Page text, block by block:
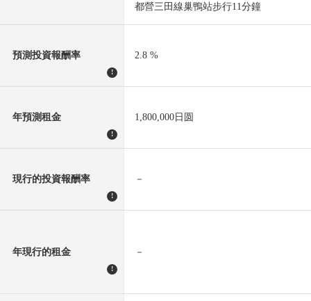
都營三田線巢鴨站步行11分鐘
預測投資報酬率
!
2.8 %
年預測租金
!
1,800,000日圆
現行的投資報酬率
!
－
年現行的租金
!
－